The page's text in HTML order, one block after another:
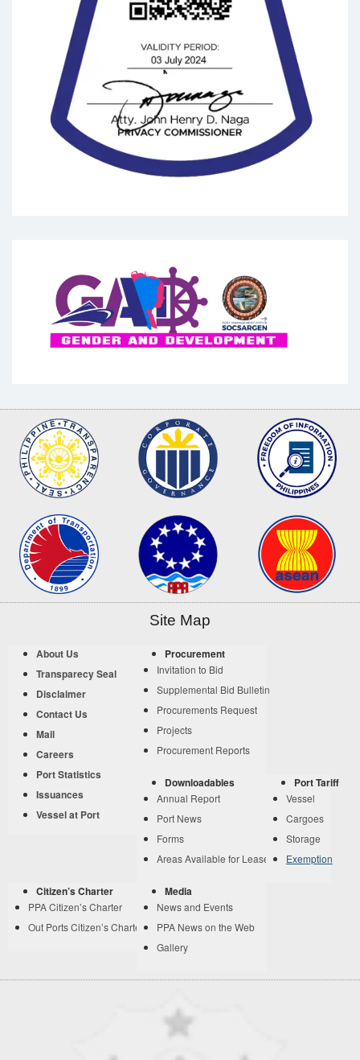
Site Map
About Us
Transparecy Seal
Disclaimer
Contact Us
Mail
Careers
Port Statistics
Issuances
Vessel at Port
Procurement
Invitation to Bid
Supplemental Bid Bulletin
Procurements Request
Projects
Procurement Reports
Downloadables
Annual Report
Port News
Forms
Areas Available for Lease
Port Tariff
Vessel
Cargoes
Storage
Exemption
Citizen’s Charter
PPA Citizen’s Charter
Out Ports Citizen’s Charter
Media
News and Events
PPA News on the Web
Gallery